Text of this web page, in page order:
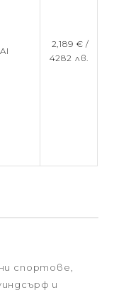
AI
2,189 € /
4282 лв.
спортове,
и